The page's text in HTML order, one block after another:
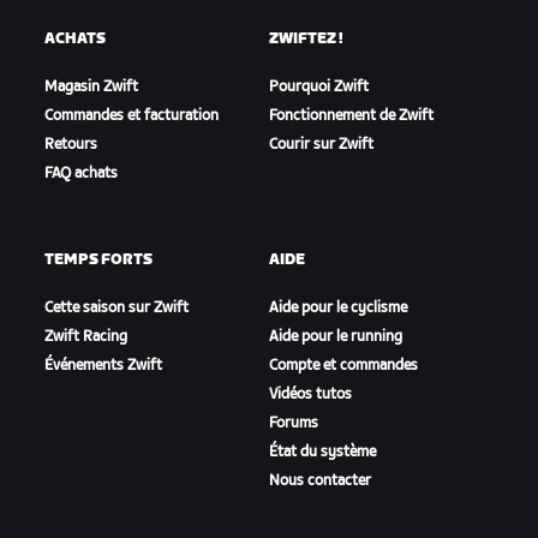
ACHATS
Magasin Zwift
Commandes et facturation
Retours
FAQ achats
ZWIFTEZ !
Pourquoi Zwift
Fonctionnement de Zwift
Courir sur Zwift
TEMPS FORTS
Cette saison sur Zwift
Zwift Racing
Événements Zwift
AIDE
Aide pour le cyclisme
Aide pour le running
Compte et commandes
Vidéos tutos
Forums
État du système
Nous contacter